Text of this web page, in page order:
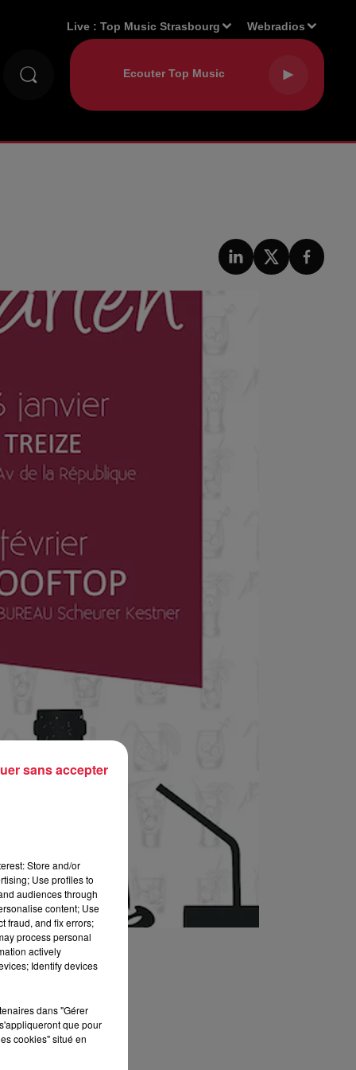
Live :Top Music Strasbourg Webradios
Store and/or
Use profiles to
audiences through
content; Use
fraud, and fix errors;
process personal
actively
Identify devices
dans "Gérer
que pour
cookies" situé en
sans accepter